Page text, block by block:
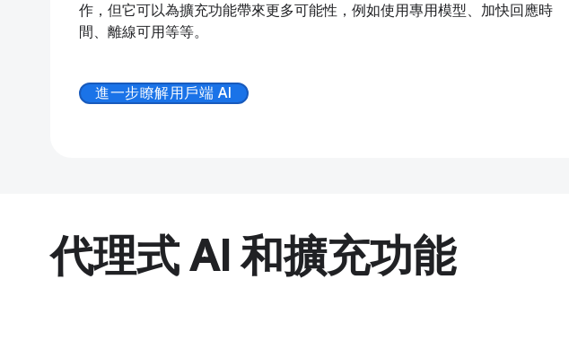
作，但它可以為擴充功能帶來更多可能性，例如使用專用模型、加快回應時
間、離線可用等等。
進一步瞭解用戶端 AI
代理式 AI 和擴充功能